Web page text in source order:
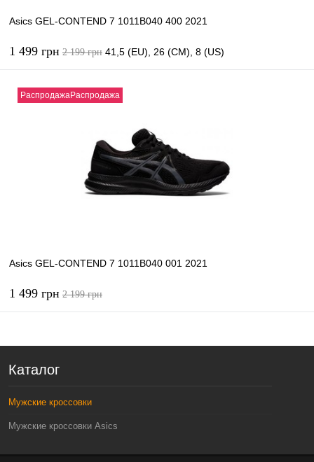
Asics GEL-CONTEND 7 1011B040 400 2021
1 499 грн 2 199 грн 41,5 (EU), 26 (CM), 8 (US)
РаспродажаРаспродажа
Asics GEL-CONTEND 7 1011B040 001 2021
1 499 грн 2 199 грн
Каталог
Мужские кроссовки
Мужские кроссовки Asics